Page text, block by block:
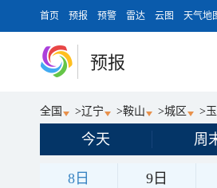
首页 预报 预警 雷达 云图 天气地
预报
全国 >辽宁 >鞍山 >城区 >
今天 周
8日 9日